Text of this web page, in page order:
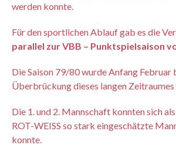
werden konnte.
Für den sportlichen Ablauf gab es die
parallel zur VBB – Punktspielsaison
Die Saison 79/80 wurde Anfang Februar
Überbrückung dieses langen
Die 1. und 2. Mannschaft konnten sich
ROT-WEISS so stark eingeschätzte
konnte.